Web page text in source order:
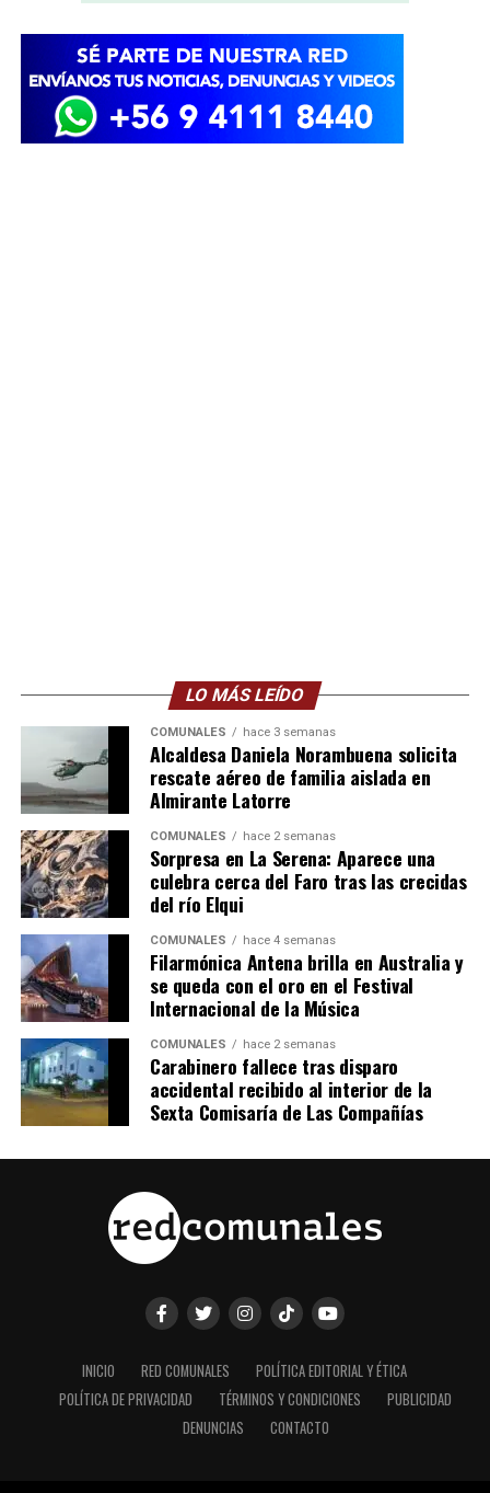
LO MÁS LEÍDO
COMUNALES hace 3 semanas
Alcaldesa Daniela Norambuena solicita
rescate aéreo de familia aislada en
Almirante Latorre
COMUNALES hace 2 semanas
Sorpresa en La Serena: Aparece una
culebra cerca del Faro tras las crecidas
del río Elqui
COMUNALES hace 4 semanas
Filarmónica Antena brilla en Australia y
se queda con el oro en el Festival
Internacional de la Música
COMUNALES hace 2 semanas
Carabinero fallece tras disparo
accidental recibido al interior de la
Sexta Comisaría de Las Compañías
INICIO RED COMUNALES
POLÍTICA EDITORIAL Y ÉTICA
POLÍTICA DE PRIVACIDAD
TÉRMINOS Y CONDICIONES
PUBLICIDAD
DENUNCIAS
CONTACTO